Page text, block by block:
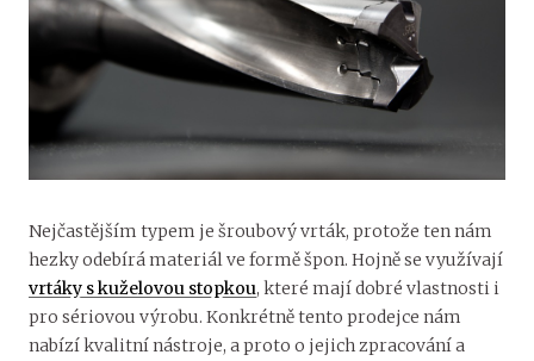
Nejčastějším typem je šroubový vrták, protože ten nám
hezky odebírá materiál ve formě špon. Hojně se využívají
vrtáky s kuželovou stopkou, které mají dobré vlastnosti i
pro sériovou výrobu. Konkrétně tento prodejce nám
nabízí kvalitní nástroje, a proto o jejich zpracování a